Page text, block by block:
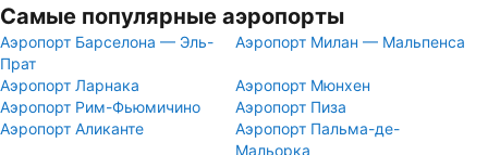
Самые популярные аэропорты
Аэропорт Барселона — Эль-
Прат
Аэропорт Милан — Мальпенса
Аэропорт Ларнака
Аэропорт Мюнхен
Аэропорт Рим-Фьюмичино
Аэропорт Пиза
Аэропорт Аликанте
Аэропорт Пальма-де-
Мальорка